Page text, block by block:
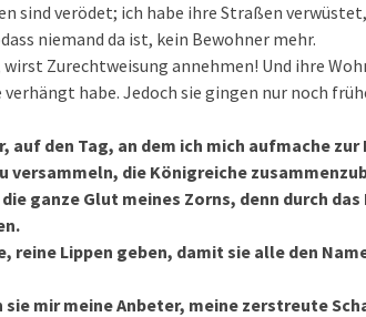
sind verödet; ich habe ihre Straßen
niemand da ist, kein Bewohner mehr.
Zurechtweisung annehmen! Und ihre
habe. Jedoch sie gingen nur noch
den Tag, an dem ich mich aufmache zur
versammeln, die Königreiche
ganze Glut meines Zorns, denn durch das
reine Lippen geben, damit sie alle den
mir meine Anbeter, meine zerstreute